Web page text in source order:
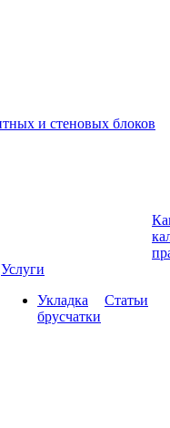
Услуги
Укладка
брусчатки
Статьи